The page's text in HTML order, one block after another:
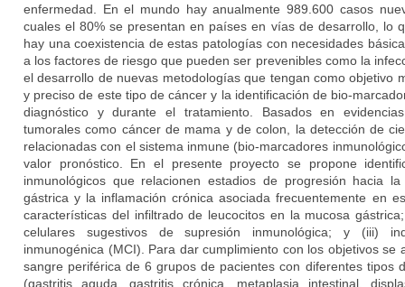
enfermedad. En el mundo hay anualmente 989.600 casos
cuales el 80% se presentan en países en vías de desarrollo, lo
hay una coexistencia de estas patologías con necesidades
a los factores de riesgo que pueden ser prevenibles como la
el desarrollo de nuevas metodologías que tengan como objetivo
y preciso de este tipo de cáncer y la identificación de bio-
diagnóstico y durante el tratamiento. Basados en
tumorales como cáncer de mama y de colon, la detección de
relacionadas con el sistema inmune (bio-marcadores
valor pronóstico. En el presente proyecto se propone
inmunológicos que relacionen estadios de progresión hacia
gástrica y la inflamación crónica asociada frecuentemente en
características del infiltrado de leucocitos en la mucosa
celulares sugestivos de supresión inmunológica; y (iii)
inmunogénica (MCI). Para dar cumplimiento con los objetivos se
sangre periférica de 6 grupos de pacientes con diferentes tipos
(gastritis aguda, gastritis crónica, metaplasia intestinal,